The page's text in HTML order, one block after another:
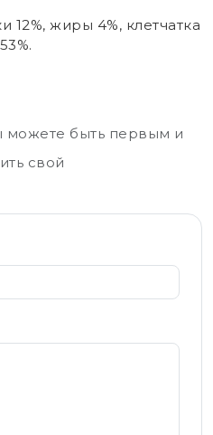
12%, жиры 4%, клетчатка
можете быть первым и
свой